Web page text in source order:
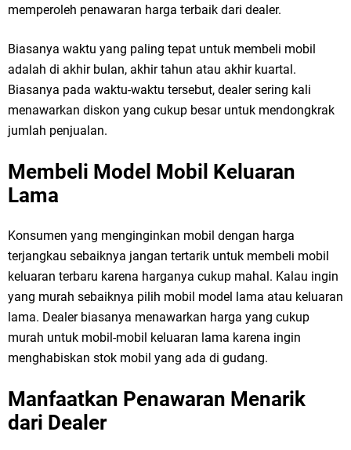
memperoleh penawaran harga terbaik dari dealer.
Biasanya waktu yang paling tepat untuk membeli mobil
adalah di akhir bulan, akhir tahun atau akhir kuartal.
Biasanya pada waktu-waktu tersebut, dealer sering kali
menawarkan diskon yang cukup besar untuk mendongkrak
jumlah penjualan.
Membeli Model Mobil Keluaran
Lama
Konsumen yang menginginkan mobil dengan harga
terjangkau sebaiknya jangan tertarik untuk membeli mobil
keluaran terbaru karena harganya cukup mahal. Kalau ingin
yang murah sebaiknya pilih mobil model lama atau keluaran
lama. Dealer biasanya menawarkan harga yang cukup
murah untuk mobil-mobil keluaran lama karena ingin
menghabiskan stok mobil yang ada di gudang.
Manfaatkan Penawaran Menarik
dari Dealer